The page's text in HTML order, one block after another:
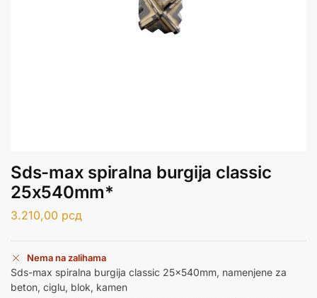
Sds-max spiralna burgija classic
25x540mm*
3.210,00 рсд
Nema na zalihama
Sds-max spiralna burgija classic 25x540mm, namenjene za
beton, ciglu, blok, kamen